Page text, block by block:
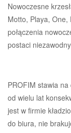
Nowoczesne
Motto, Playa, One,
połączenia
postaci
PROFIM stawia na
od wielu lat
jest w firmie
do biura, nie